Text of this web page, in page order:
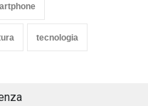
tecnologia